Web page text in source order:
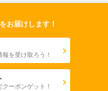
をお届けします！
を受け取ろう！
ーポンゲット！